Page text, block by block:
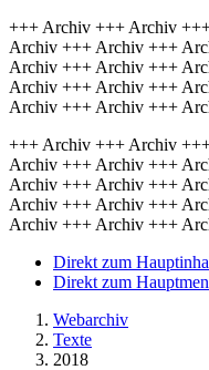
+++ Archiv +++ Archiv
Archiv +++ Archiv +++
Archiv +++ Archiv +++
Archiv +++ Archiv +++
Archiv +++ Archiv +++
+++ Archiv +++ Archiv
Archiv +++ Archiv +++
Archiv +++ Archiv +++
Archiv +++ Archiv +++
Archiv +++ Archiv +++
Direkt zum
Direkt zum
Webarchiv
Texte
2018